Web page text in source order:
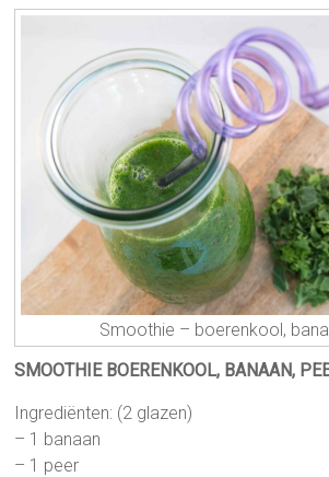
Smoothie – boerenkool,
SMOOTHIE BOERENKOOL, BANAAN,
Ingrediënten: (2 glazen)
– 1 banaan
– 1 peer